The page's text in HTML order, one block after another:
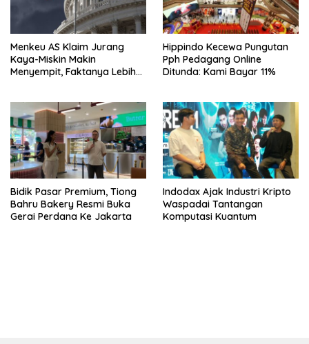
Menkeu AS Klaim Jurang
Kaya-Miskin Makin
Menyempit, Faktanya Lebih
Hippindo Kecewa Pungutan
Pph Pedagang Online
Ditunda: Kami Bayar 11%
Bidik Pasar Premium, Tiong
Bahru Bakery Resmi Buka
Gerai Perdana Ke Jakarta
Indodax Ajak Industri Kripto
Waspadai Tantangan
Komputasi Kuantum